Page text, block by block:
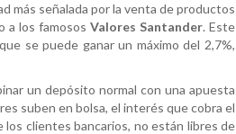
más señalada por la venta de productos
a los famosos Valores Santander. Este
se puede ganar un máximo del 2,7%,
un depósito normal con una apuesta
suben en bolsa, el interés que cobra el
los clientes bancarios, no están libres de